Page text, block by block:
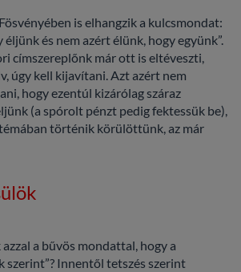
is elhangzik a kulcsmondat:
éljünk és nem azért élünk, hogy együnk”.
címszereplőnk már ott is eltéveszti,
úgy kell kijavítani. Azt azért nem
hogy ezentúl kizárólag száraz
(a spórolt pénzt pedig fektessük be),
történik körülöttünk, az már
a bűvös mondattal, hogy a
szerint”? Innentől tetszés szerint